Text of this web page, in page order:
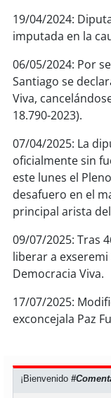
19/04/2024:
imputada en la
06/05/2024: Por
Santiago se
Viva,
18.790-2023).
07/04/2025: La
oficialmente sin
este lunes el
desafuero en el
principal arista
09/07/2025: Tras
liberar a
Democracia Viva.
17/07/2025:
exconcejala Paz
¡Bienvenido